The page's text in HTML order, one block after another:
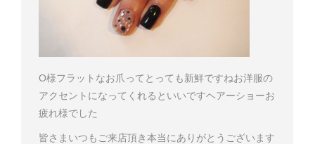
O様フラットなお爪ってとっても新鮮ですねお洋服の
アクセントになってくれるといいですヘアーショーお
疲れ様でした
皆さまいつもご来店頂き本当にありがとうございます